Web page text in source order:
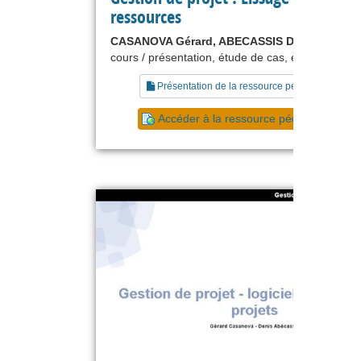
ressources
CASANOVA Gérard, ABECASSIS Denis
cours / présentation, étude de cas, exercice
Présentation de la ressource pédagogique
Accéder à la ressource pédagogique